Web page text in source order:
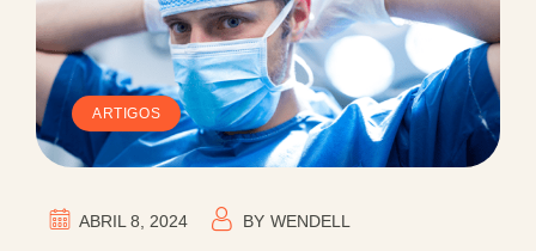
ARTIGOS
ABRIL 8, 2024 BY WENDELL